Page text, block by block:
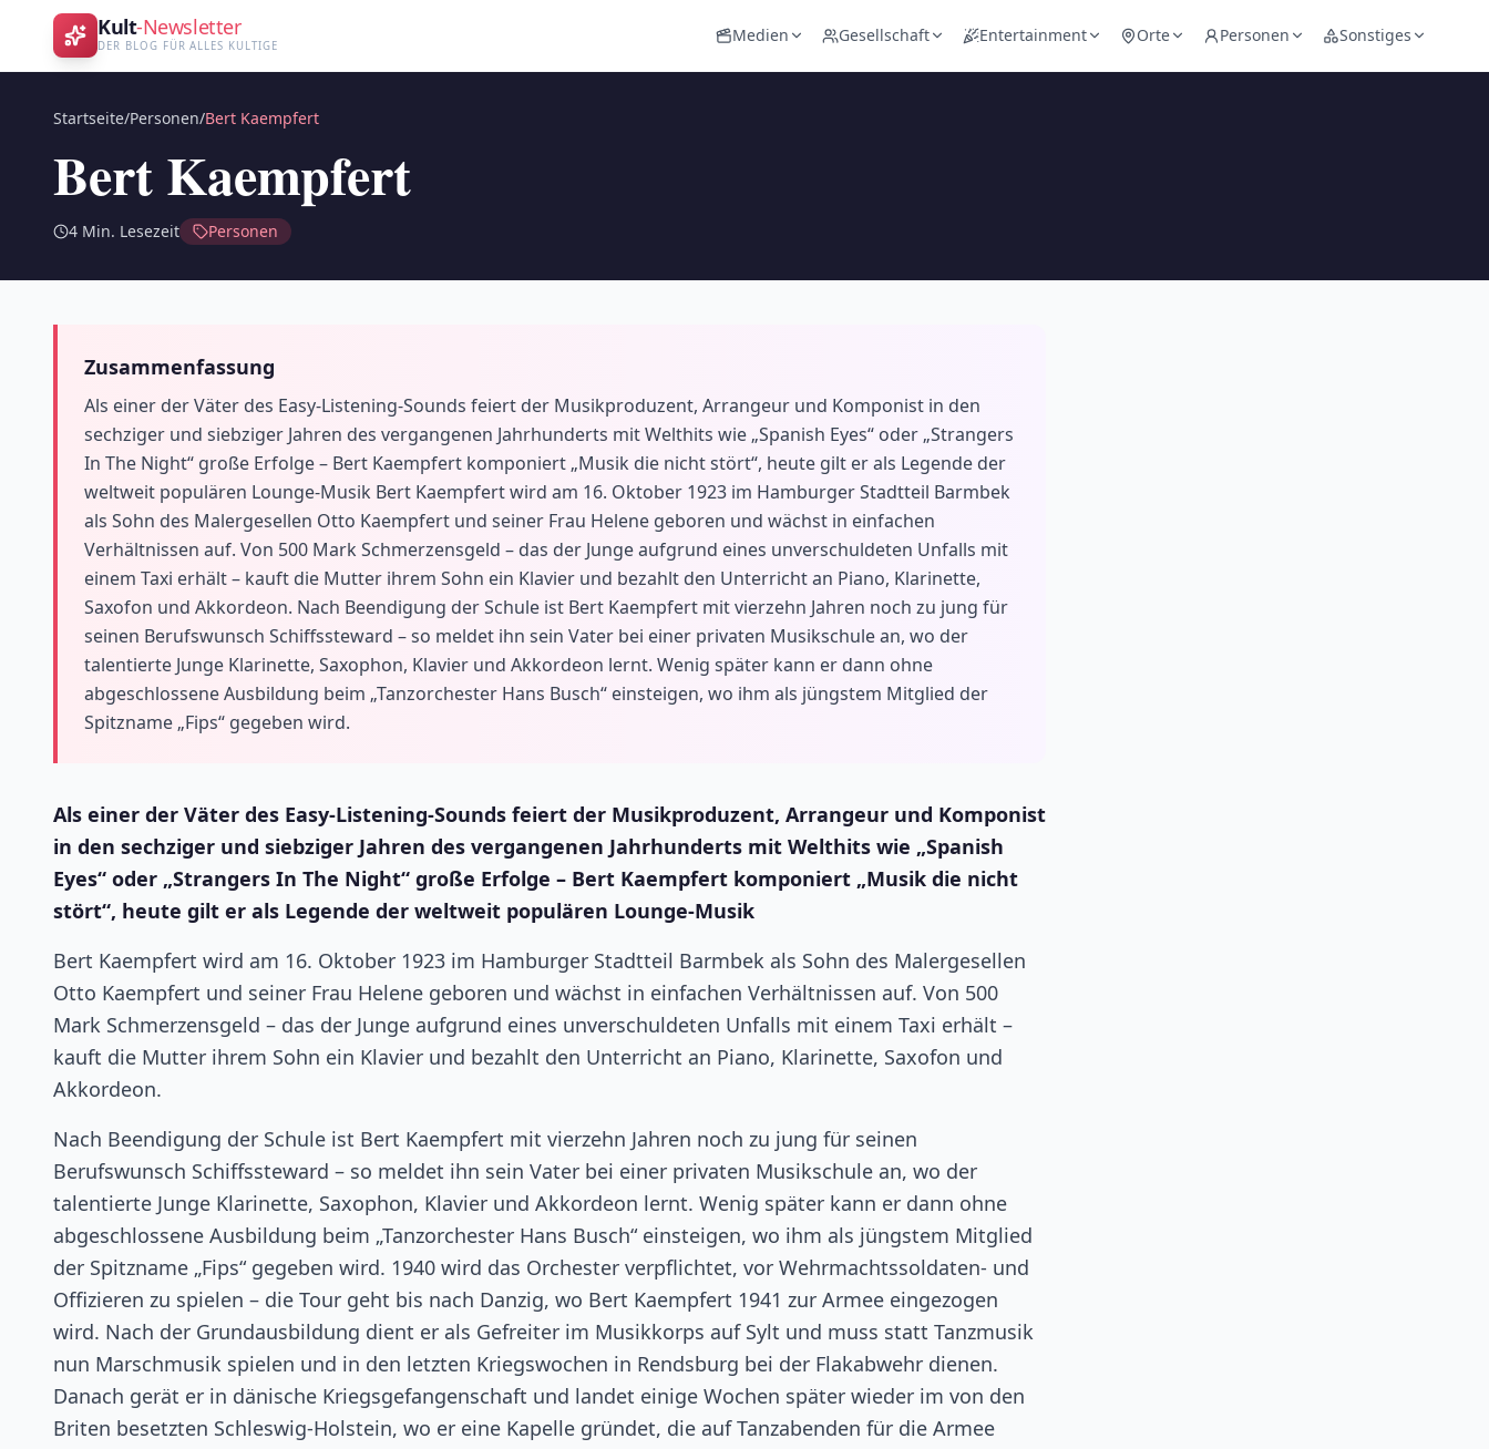
Kult-Newsletter
DER BLOG FÜR ALLES KULTIGE
Medien Gesellschaft Entertainment Orte Personen Sonstiges
Startseite/Personen/Bert Kaempfert
Bert Kaempfert
4 Min. Lesezeit Personen
Zusammenfassung
Als einer der Väter des Easy-Listening-Sounds feiert der Musikproduzent, Arrangeur und Komponist in den
sechziger und siebziger Jahren des vergangenen Jahrhunderts mit Welthits wie „Spanish Eyes“ oder „Strangers
In The Night“ große Erfolge – Bert Kaempfert komponiert „Musik die nicht stört“, heute gilt er als Legende der
weltweit populären Lounge-Musik Bert Kaempfert wird am 16. Oktober 1923 im Hamburger Stadtteil Barmbek
als Sohn des Malergesellen Otto Kaempfert und seiner Frau Helene geboren und wächst in einfachen
Verhältnissen auf. Von 500 Mark Schmerzensgeld – das der Junge aufgrund eines unverschuldeten Unfalls mit
einem Taxi erhält – kauft die Mutter ihrem Sohn ein Klavier und bezahlt den Unterricht an Piano, Klarinette,
Saxofon und Akkordeon. Nach Beendigung der Schule ist Bert Kaempfert mit vierzehn Jahren noch zu jung für
seinen Berufswunsch Schiffssteward – so meldet ihn sein Vater bei einer privaten Musikschule an, wo der
talentierte Junge Klarinette, Saxophon, Klavier und Akkordeon lernt. Wenig später kann er dann ohne
abgeschlossene Ausbildung beim „Tanzorchester Hans Busch“ einsteigen, wo ihm als jüngstem Mitglied der
Spitzname „Fips“ gegeben wird.
Als einer der Väter des Easy-Listening-Sounds feiert der Musikproduzent, Arrangeur und Komponist
in den sechziger und siebziger Jahren des vergangenen Jahrhunderts mit Welthits wie „Spanish
Eyes“ oder „Strangers In The Night“ große Erfolge – Bert Kaempfert komponiert „Musik die nicht
stört“, heute gilt er als Legende der weltweit populären Lounge-Musik
Bert Kaempfert wird am 16. Oktober 1923 im Hamburger Stadtteil Barmbek als Sohn des Malergesellen
Otto Kaempfert und seiner Frau Helene geboren und wächst in einfachen Verhältnissen auf. Von 500
Mark Schmerzensgeld – das der Junge aufgrund eines unverschuldeten Unfalls mit einem Taxi erhält –
kauft die Mutter ihrem Sohn ein Klavier und bezahlt den Unterricht an Piano, Klarinette, Saxofon und
Akkordeon.
Nach Beendigung der Schule ist Bert Kaempfert mit vierzehn Jahren noch zu jung für seinen
Berufswunsch Schiffssteward – so meldet ihn sein Vater bei einer privaten Musikschule an, wo der
talentierte Junge Klarinette, Saxophon, Klavier und Akkordeon lernt. Wenig später kann er dann ohne
abgeschlossene Ausbildung beim „Tanzorchester Hans Busch“ einsteigen, wo ihm als jüngstem Mitglied
der Spitzname „Fips“ gegeben wird. 1940 wird das Orchester verpflichtet, vor Wehrmachtssoldaten- und
Offizieren zu spielen – die Tour geht bis nach Danzig, wo Bert Kaempfert 1941 zur Armee eingezogen
wird. Nach der Grundausbildung dient er als Gefreiter im Musikkorps auf Sylt und muss statt Tanzmusik
nun Marschmusik spielen und in den letzten Kriegswochen in Rendsburg bei der Flakabwehr dienen.
Danach gerät er in dänische Kriegsgefangenschaft und landet einige Wochen später wieder im von den
Briten besetzten Schleswig-Holstein, wo er eine Kapelle gründet, die auf Tanzabenden für die Armee